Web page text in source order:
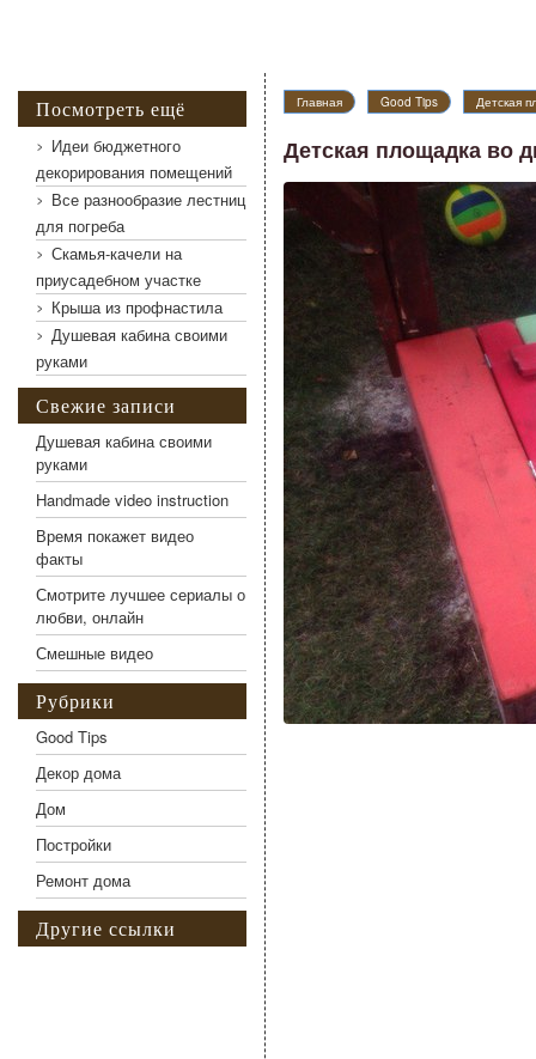
Главная Good Tips Детская
Детская площадка во
Посмотреть ещё
Идеи бюджетного
декорирования помещений
Все разнообразие лестниц
для погреба
Скамья-качели на
приусадебном участке
Крыша из профнастила
Душевая кабина своими
руками
Свежие записи
Душевая кабина своими
руками
Handmade video instruction
Время покажет видео
факты
Смотрите лучшее сериалы о
любви, онлайн
Смешные видео
Рубрики
Good Tips
Декор дома
Дом
Постройки
Ремонт дома
Другие ссылки